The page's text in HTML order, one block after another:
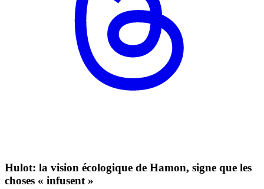
Hulot: la vision écologique de Hamon, signe que les
choses « infusent »